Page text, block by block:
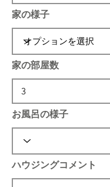
家の様子
家の部屋数
お風呂の様子
ハウジングコメント